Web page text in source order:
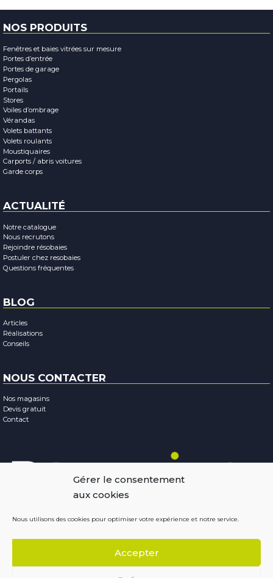
Gérer le consentement
aux cookies
Nous utilisons des cookies pour optimiser votre expérience et notre service.
Accepter
NOS PRODUITS
Fenêtres et baies vitrées sur mesure
Portes d’entrée
Portes de garage
Pergolas
Portails
Stores
Voiles d’ombrage
Vérandas
Volets battants
Volets roulants
Moustiquaires
Carports / abris voitures
Garde corps
ACTUALITÉ
Notre catalogue
Nous recrutons
Rejoindre résobaies
Postuler chez resobaies
Questions fréquentes
BLOG
Articles
Réalisations
Conseils
NOUS CONTACTER
Nos magasins
Devis gratuit
Contact